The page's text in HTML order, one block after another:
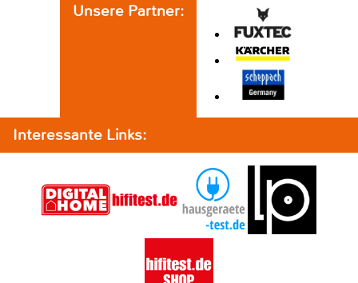
Unsere Partner:
Interessante Links: